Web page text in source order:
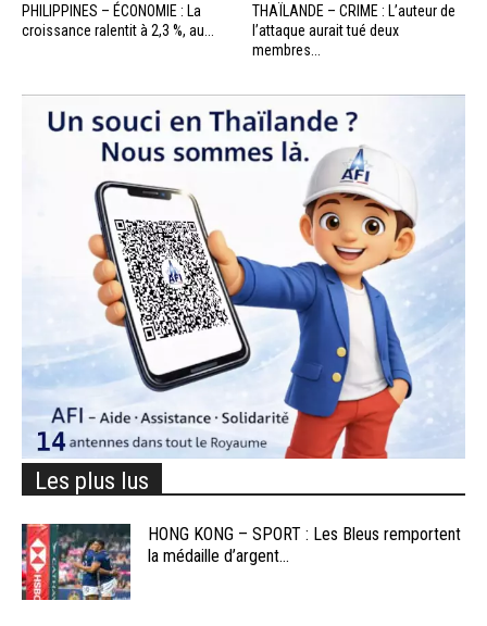
PHILIPPINES – ÉCONOMIE : La
croissance ralentit à 2,3 %, au...
THAÏLANDE – CRIME : L’auteur de
l’attaque aurait tué deux
membres...
Les plus lus
HONG KONG – SPORT : Les Bleus remportent
la médaille d’argent...